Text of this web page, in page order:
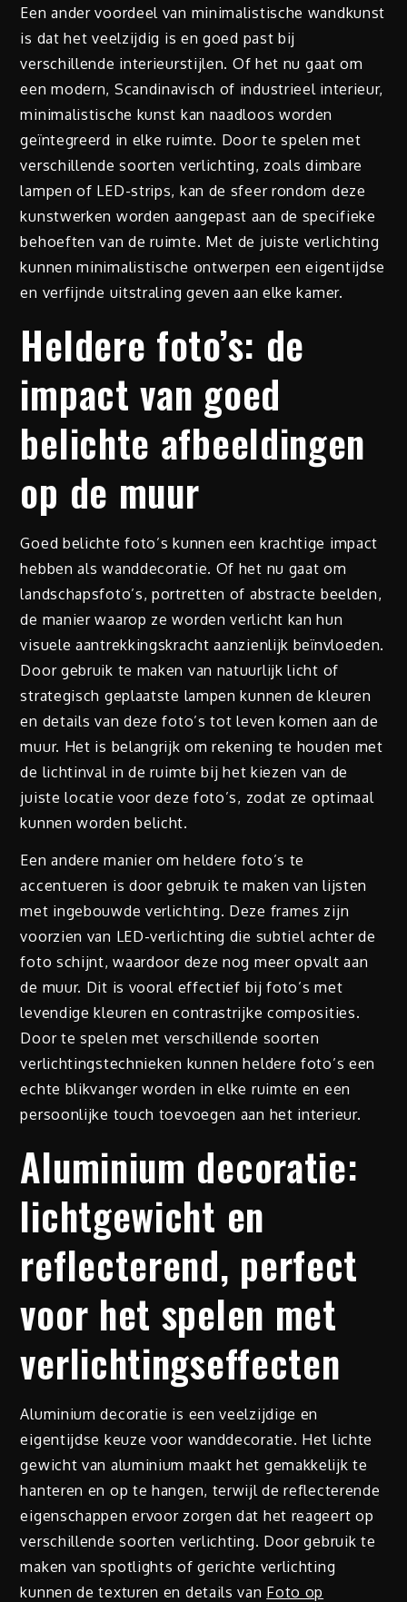
Een ander voordeel van minimalistische wandkunst
is dat het veelzijdig is en goed past bij
verschillende interieurstijlen. Of het nu gaat om
een modern, Scandinavisch of industrieel interieur,
minimalistische kunst kan naadloos worden
geïntegreerd in elke ruimte. Door te spelen met
verschillende soorten verlichting, zoals dimbare
lampen of LED-strips, kan de sfeer rondom deze
kunstwerken worden aangepast aan de specifieke
behoeften van de ruimte. Met de juiste verlichting
kunnen minimalistische ontwerpen een eigentijdse
en verfijnde uitstraling geven aan elke kamer.
Heldere foto’s: de
impact van goed
belichte afbeeldingen
op de muur
Goed belichte foto’s kunnen een krachtige impact
hebben als wanddecoratie. Of het nu gaat om
landschapsfoto’s, portretten of abstracte beelden,
de manier waarop ze worden verlicht kan hun
visuele aantrekkingskracht aanzienlijk beïnvloeden.
Door gebruik te maken van natuurlijk licht of
strategisch geplaatste lampen kunnen de kleuren
en details van deze foto’s tot leven komen aan de
muur. Het is belangrijk om rekening te houden met
de lichtinval in de ruimte bij het kiezen van de
juiste locatie voor deze foto’s, zodat ze optimaal
kunnen worden belicht.
Een andere manier om heldere foto’s te
accentueren is door gebruik te maken van lijsten
met ingebouwde verlichting. Deze frames zijn
voorzien van LED-verlichting die subtiel achter de
foto schijnt, waardoor deze nog meer opvalt aan
de muur. Dit is vooral effectief bij foto’s met
levendige kleuren en contrastrijke composities.
Door te spelen met verschillende soorten
verlichtingstechnieken kunnen heldere foto’s een
echte blikvanger worden in elke ruimte en een
persoonlijke touch toevoegen aan het interieur.
Aluminium decoratie:
lichtgewicht en
reflecterend, perfect
voor het spelen met
verlichtingseffecten
Aluminium decoratie is een veelzijdige en
eigentijdse keuze voor wanddecoratie. Het lichte
gewicht van aluminium maakt het gemakkelijk te
hanteren en op te hangen, terwijl de reflecterende
eigenschappen ervoor zorgen dat het reageert op
verschillende soorten verlichting. Door gebruik te
maken van spotlights of gerichte verlichting
kunnen de texturen en details van Foto op